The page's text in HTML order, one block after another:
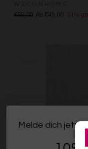
€99,00 Ab €49,00 51%
Melde dich jetzt